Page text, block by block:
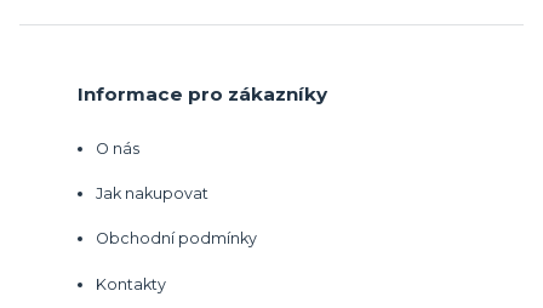
Informace pro zákazníky
O nás
Jak nakupovat
Obchodní podmínky
Kontakty